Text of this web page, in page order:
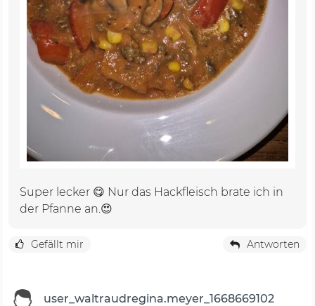
Super lecker 😋 Nur das Hackfleisch brate ich in
der Pfanne an.😍
Gefällt mir Antworten
user_waltraudregina.meyer_1668669102